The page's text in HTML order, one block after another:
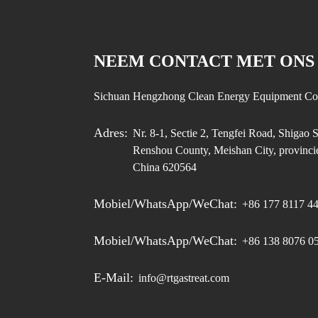
NEEM CONTACT MET ONS
Sichuan Hengzhong Clean Energy Equipment
Adres: Nr. 8-1, Sectie 2, Tengfei Road, Shigao
Renshou County, Meishan City,
China 620564
Mobiel/WhatsApp/WeChat: +86 177 8117
Mobiel/WhatsApp/WeChat: +86 138 8076
E-Mail: info@rtgastreat.com